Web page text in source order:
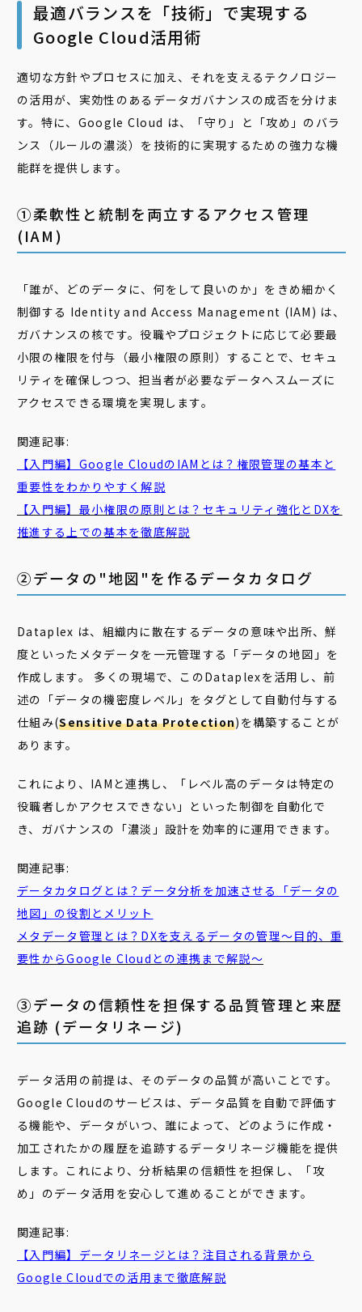
最適バランスを「技術」で実現する
Google Cloud活用術
適切な方針やプロセスに加え、それを支えるテクノロジー
の活用が、実効性のあるデータガバナンスの成否を分けま
す。特に、Google Cloud は、「守り」と「攻め」のバラ
ンス（ルールの濃淡）を技術的に実現するための強力な機
能群を提供します。
①柔軟性と統制を両立するアクセス管理
(IAM)
「誰が、どのデータに、何をして良いのか」をきめ細かく
制御する Identity and Access Management (IAM) は、
ガバナンスの核です。役職やプロジェクトに応じて必要最
小限の権限を付与（最小権限の原則）することで、セキュ
リティを確保しつつ、担当者が必要なデータへスムーズに
アクセスできる環境を実現します。
関連記事:
【入門編】Google CloudのIAMとは？権限管理の基本と
重要性をわかりやすく解説
【入門編】最小権限の原則とは？セキュリティ強化とDXを
推進する上での基本を徹底解説
②データの"地図"を作るデータカタログ
Dataplex は、組織内に散在するデータの意味や出所、鮮
度といったメタデータを一元管理する「データの地図」を
作成します。 多くの現場で、このDataplexを活用し、前
述の「データの機密度レベル」をタグとして自動付与する
仕組み(Sensitive Data Protection)を構築することが
あります。
これにより、IAMと連携し、「レベル高のデータは特定の
役職者しかアクセスできない」といった制御を自動化で
き、ガバナンスの「濃淡」設計を効率的に運用できます。
関連記事:
データカタログとは？データ分析を加速させる「データの
地図」の役割とメリット
メタデータ管理とは？DXを支えるデータの管理～目的、重
要性からGoogle Cloudとの連携まで解説～
③データの信頼性を担保する品質管理と来歴
追跡 (データリネージ)
データ活用の前提は、そのデータの品質が高いことです。
Google Cloudのサービスは、データ品質を自動で評価す
る機能や、データがいつ、誰によって、どのように作成・
加工されたかの履歴を追跡するデータリネージ機能を提供
します。これにより、分析結果の信頼性を担保し、「攻
め」のデータ活用を安心して進めることができます。
関連記事:
【入門編】データリネージとは？注目される背景から
Google Cloudでの活用まで徹底解説